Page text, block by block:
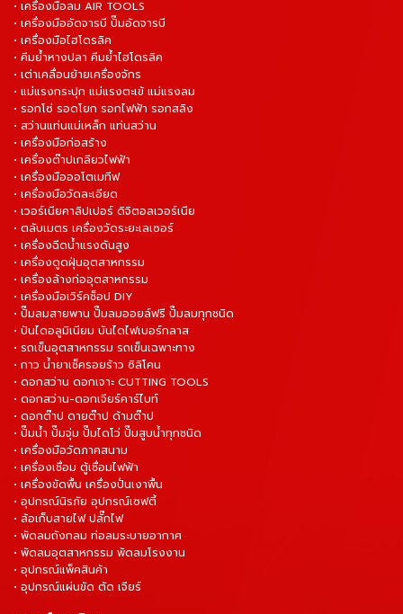
• เครื่องมือลม AIR TOOLS
• เครื่องมืออัดจารบี ปั๊มอัดจารบี
• เครื่องมือไฮโดรลิค
• คีมย้ำหางปลา คีมย้ำไฮโดรลิค
• เต่าเคลื่อนย้ายเครื่องจักร
• แม่แรงกระปุก แม่แรงตะเข้ แม่แรงลม
• รอกโซ่ รอดโยก รอกไฟฟ้า รอกสลิง
• สว่านแท่นแม่เหล็ก แท่นสว่าน
• เครื่องมือก่อสร้าง
• เครื่องต๊าปเกลียวไฟฟ้า
• เครื่องมือออโตเมทีฟ
• เครื่องมือวัดละเอียด
• เวอร์เนียคาลิปเปอร์ ดิจิตอลเวอร์เนีย
• ตลับเมตร เครื่องวัดระยะเลเซอร์
• เครื่องฉีดน้ำแรงดันสูง
• เครื่องดูดฝุ่นอุตสาหกรรม
• เครื่องล้างท่ออุตสาหกรรม
• เครื่องมือเวิร์คช็อป DIY
• ปั๊มลมสายพาน ปั๊มลมออยล์ฟรี ปั๊มลมทุกชนิด
• ปันไดอลูมิเนียม บันไดไฟเบอร์กลาส
• รถเข็นอุตสาหกรรม รถเข็นเฉพาะทาง
• กาว น้ำยาเช็ครอยร้าว ซิลิโคน
• ดอกสว่าน ดอกเจาะ CUTTING TOOLS
• ดอกสว่าน-ดอกเจียร์คาร์ไบท์
• ดอกต๊าป ดายต๊าป ด้ามต๊าป
• ปั๊มน้ำ ปั๊มจุ่ม ปั๊มไดโว่ ปั๊มสูบน้ำทุกชนิด
• เครื่องมือวัดภาคสนาม
• เครื่องเชื่อม ตู้เชื่อมไฟฟ้า
• เครื่องขัดพื้น เครื่องปั่นเงาพื้น
• อุปกรณ์นิรภัย อุปกรณ์เซฟตี้
• ล้อเก็บสายไฟ ปลั๊กไฟ
• พัดลมถังกลม ท่อลมระบายอากาศ
• พัดลมอุตสาหกรรม พัดลมโรงงาน
• อุปกรณ์แพ็คสินค้า
• อุปกรณ์แผ่นขัด ตัด เจียร์